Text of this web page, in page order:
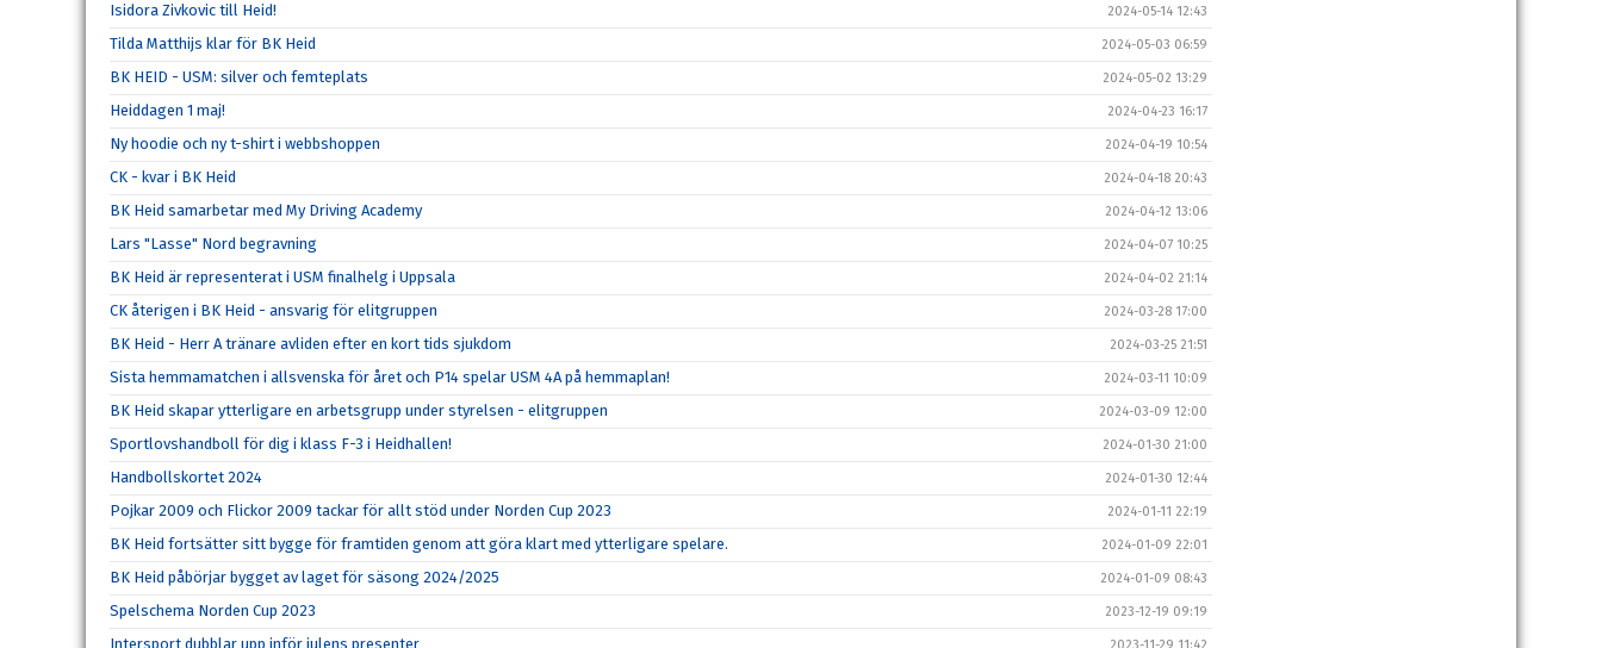
Isidora Zivkovic till Heid! 2024-05-14 12:43
Tilda Matthijs klar för BK Heid 2024-05-03 06:59
BK HEID - USM: silver och femteplats 2024-05-02 13:29
Heiddagen 1 maj! 2024-04-23 16:17
Ny hoodie och ny t-shirt i webbshoppen 2024-04-19 10:54
CK - kvar i BK Heid 2024-04-18 20:43
BK Heid samarbetar med My Driving Academy 2024-04-12 13:06
Lars "Lasse" Nord begravning 2024-04-07 10:25
BK Heid är representerat i USM finalhelg i Uppsala 2024-04-02 21:14
CK återigen i BK Heid - ansvarig för elitgruppen 2024-03-28 17:00
BK Heid - Herr A tränare avliden efter en kort tids sjukdom 2024-03-25 21:51
Sista hemmamatchen i allsvenska för året och P14 spelar USM 4A på hemmaplan! 2024-03-11 10:09
BK Heid skapar ytterligare en arbetsgrupp under styrelsen - elitgruppen 2024-03-09 12:00
Sportlovshandboll för dig i klass F-3 i Heidhallen! 2024-01-30 21:00
Handbollskortet 2024 2024-01-30 12:44
Pojkar 2009 och Flickor 2009 tackar för allt stöd under Norden Cup 2023 2024-01-11 22:19
BK Heid fortsätter sitt bygge för framtiden genom att göra klart med ytterligare spelare. 2024-01-09 22:01
BK Heid påbörjar bygget av laget för säsong 2024/2025 2024-01-09 08:43
Spelschema Norden Cup 2023 2023-12-19 09:19
Intersport dubblar upp inför julens presenter